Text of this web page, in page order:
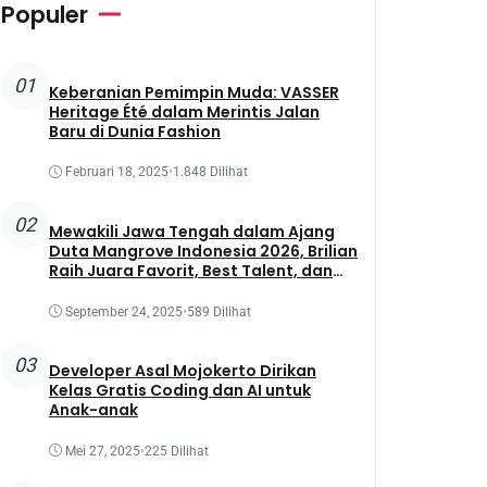
Populer
01
Keberanian Pemimpin Muda: VASSER
Heritage Été dalam Merintis Jalan
Baru di Dunia Fashion
Februari 18, 2025•1.848 Dilihat
02
Mewakili Jawa Tengah dalam Ajang
Duta Mangrove Indonesia 2026, Brilian
Raih Juara Favorit, Best Talent, dan
September 24, 2025•589 Dilihat
03
Developer Asal Mojokerto Dirikan
Kelas Gratis Coding dan AI untuk
Anak-anak
Mei 27, 2025•225 Dilihat